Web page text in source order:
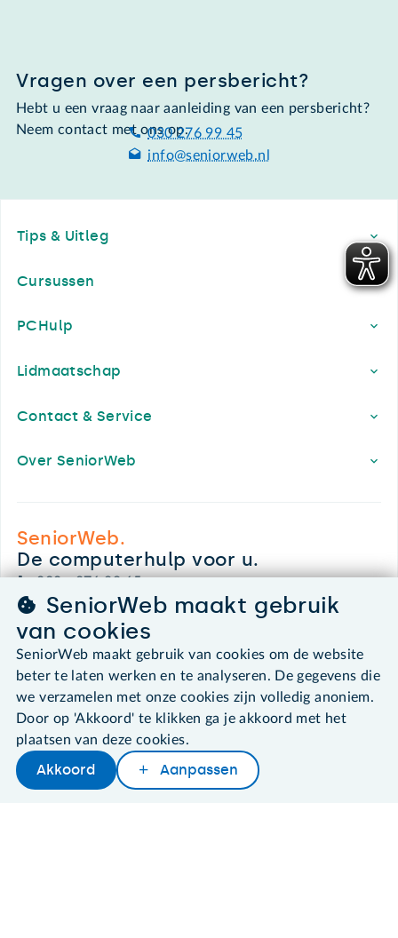
Vragen over een persbericht?
Hebt u een vraag naar aanleiding van een persbericht?
Neem contact met ons op.030 276 99 45
info@seniorweb.nl
Tips & Uitleg
Cursussen
PCHulp
Lidmaatschap
Contact & Service
Over SeniorWeb
SeniorWeb.
De computerhulp voor u.
030 - 276 99 65
leden@seniorweb.nl
©2026 SeniorWeb
Algemene voorwaarden
Cookies en cookie-instellingen
Disclaimer
SeniorWeb maakt gebruik
van cookies
SeniorWeb maakt gebruik van cookies om de website
beter te laten werken en te analyseren. De gegevens die
we verzamelen met onze cookies zijn volledig anoniem.
Door op 'Akkoord' te klikken ga je akkoord met het
plaatsen van deze cookies.
Akkoord Aanpassen